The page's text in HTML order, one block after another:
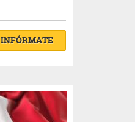
INFÓRMATE